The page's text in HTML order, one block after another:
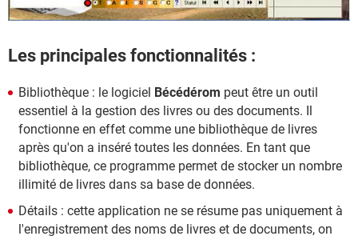
Les principales fonctionnalités :
Bibliothèque : le logiciel Bécédérom peut être un outil
essentiel à la gestion des livres ou des documents. Il
fonctionne en effet comme une bibliothèque de livres
après qu'on a inséré toutes les données. En tant que
bibliothèque, ce programme permet de stocker un nombre
illimité de livres dans sa base de données.
Détails : cette application ne se résume pas uniquement à
l'enregistrement des noms de livres et de documents, on